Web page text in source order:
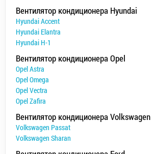
Вентилятор кондиционера Hyundai
Hyundai Accent
Hyundai Elantra
Hyundai H-1
Вентилятор кондиционера Opel
Opel Astra
Opel Omega
Opel Vectra
Opel Zafira
Вентилятор кондиционера Volkswagen
Volkswagen Passat
Volkswagen Sharan